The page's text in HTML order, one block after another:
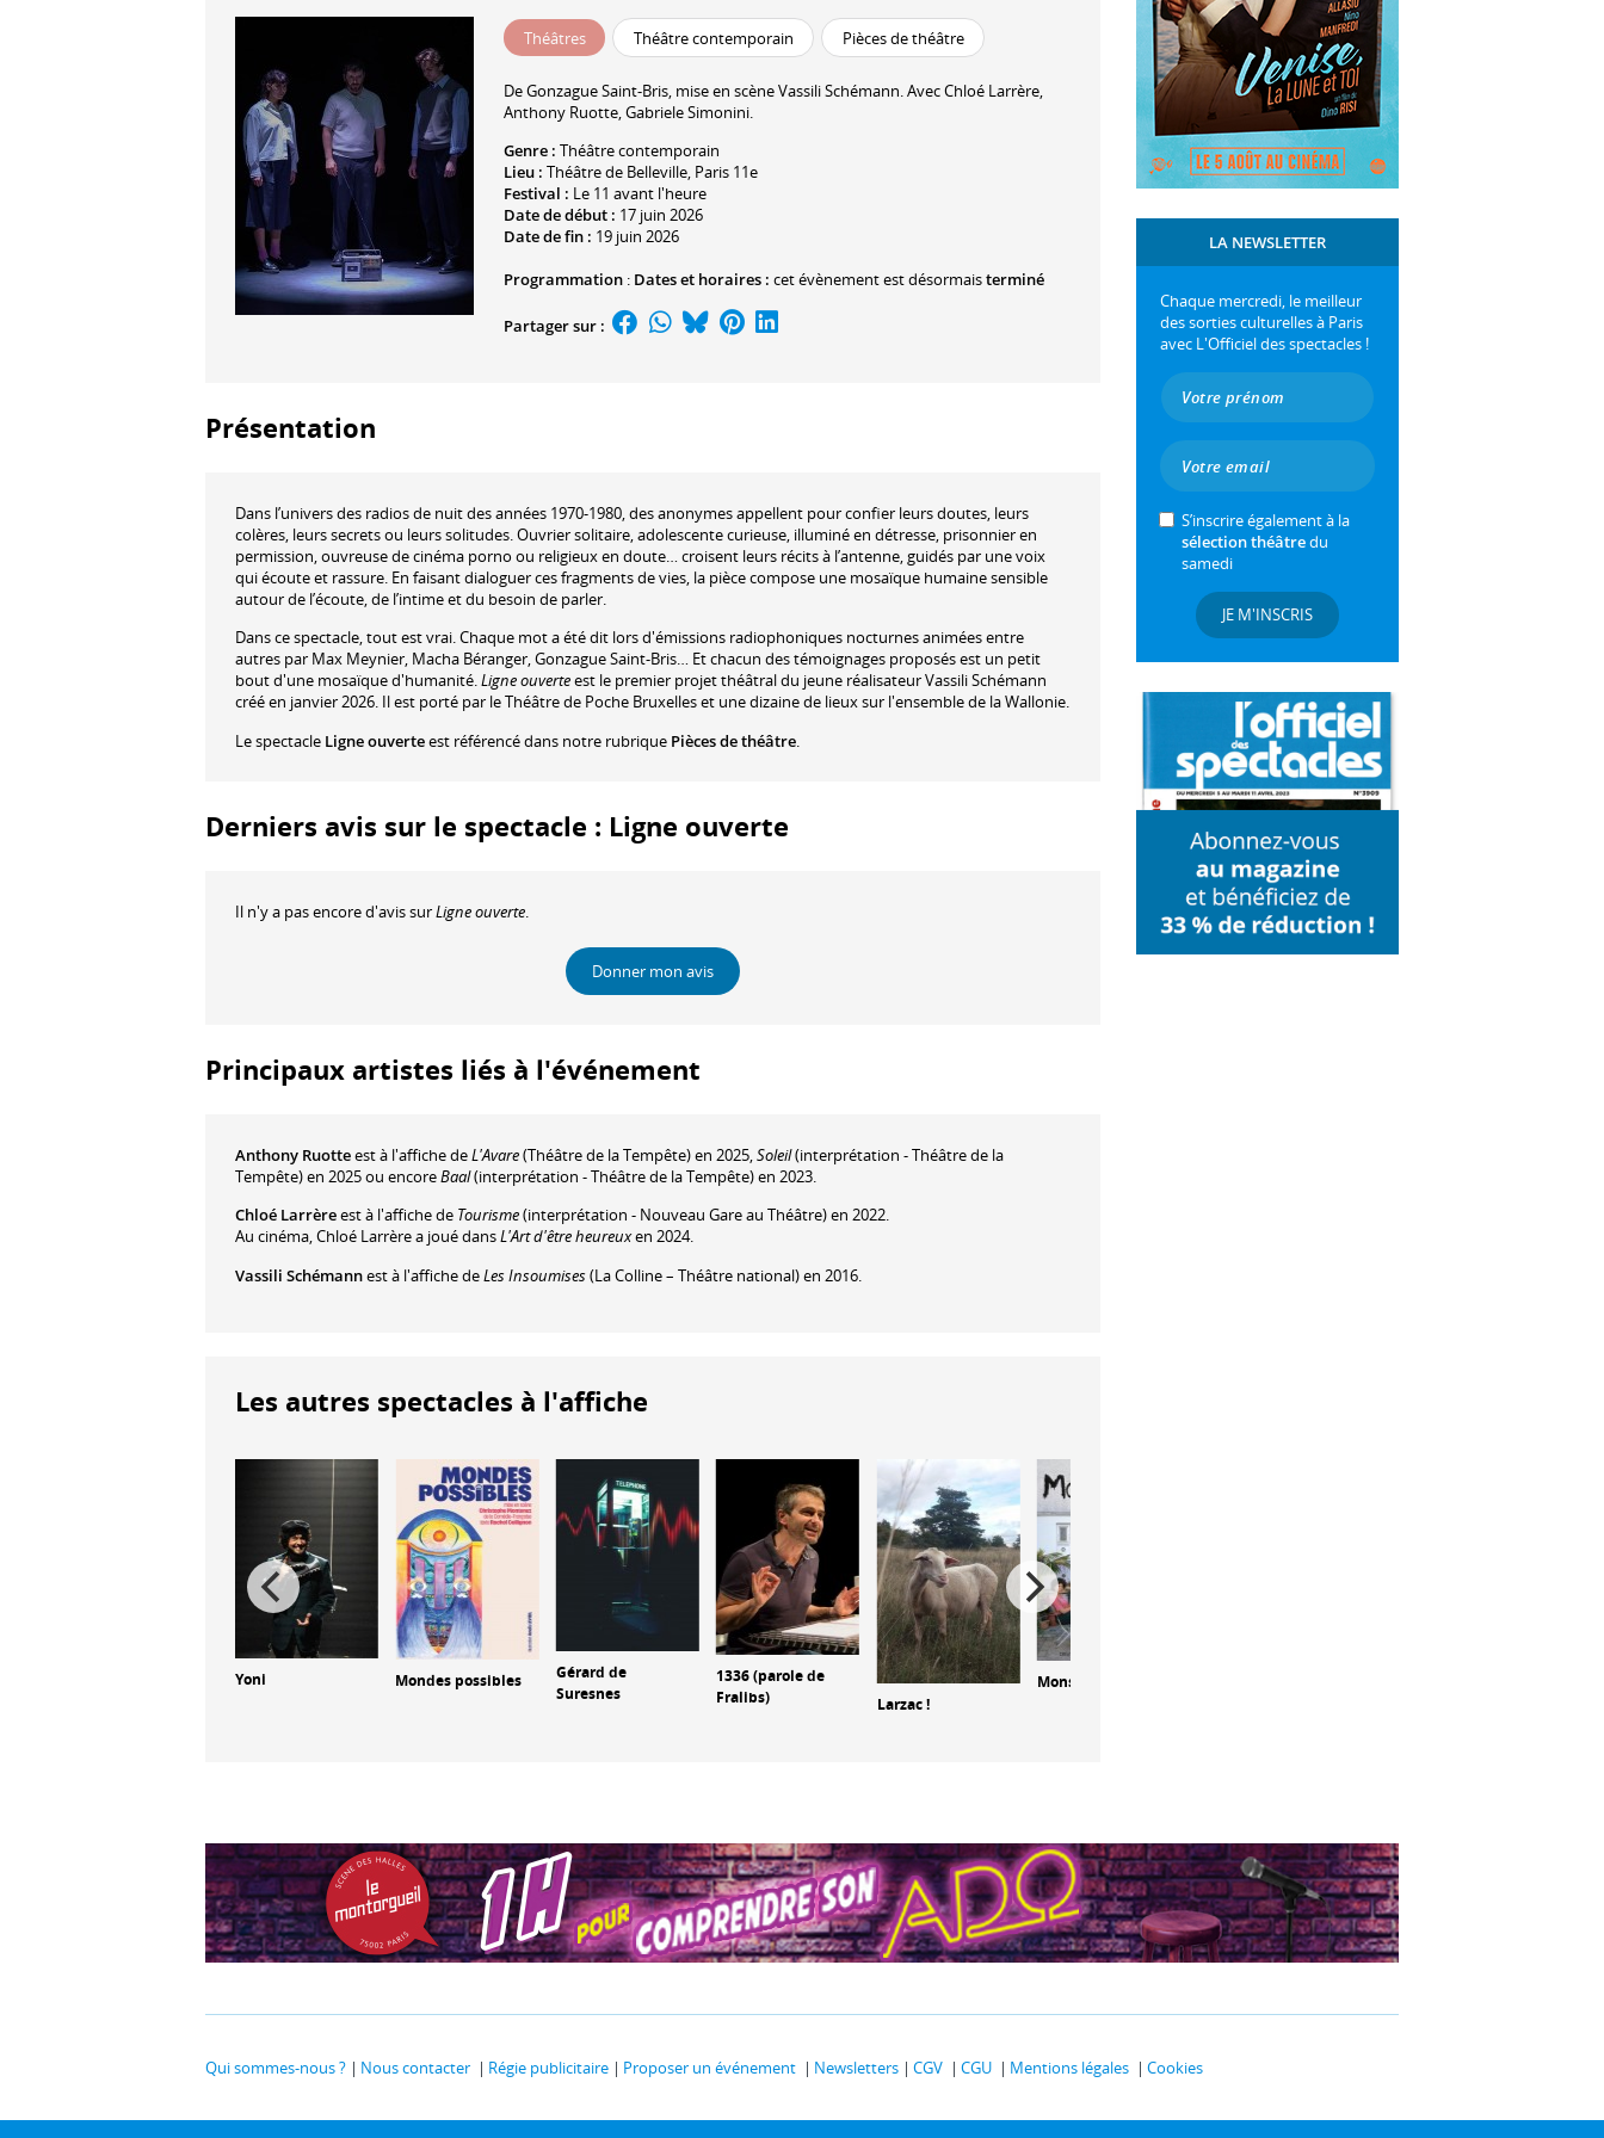
Théâtres Théâtre contemporain Pièces de théâtre
DeGonzague Saint-Bris, mise en scèneVassili Schémann. AvecChloé Larrère,
Anthony Ruotte,Gabriele Simonini.
Genre : Théâtre contemporain
Lieu : Théâtre de Belleville, Paris 11e
Festival : Le 11 avant l'heure
Date de début : 17 juin 2026
Date de fin : 19 juin 2026
Programmation : Dates et horaires : cet évènement est désormaisterminé
Partager sur :
Présentation
Dans l’univers des radios de nuit des années 1970-1980, des anonymes appellent pour confier leurs doutes, leurs
colères, leurs secrets ou leurs solitudes. Ouvrier solitaire, adolescente curieuse, illuminé en détresse, prisonnier en
permission, ouvreuse de cinéma porno ou religieux en doute… croisent leurs récits à l’antenne, guidés par une voix
qui écoute et rassure. En faisant dialoguer ces fragments de vies, la pièce compose une mosaïque humaine sensible
autour de l’écoute, de l’intime et du besoin de parler.
Dans ce spectacle, tout est vrai. Chaque mot a été dit lors d'émissions radiophoniques nocturnes animées entre
autres par Max Meynier, Macha Béranger, Gonzague Saint-Bris… Et chacun des témoignages proposés est un petit
bout d'une mosaïque d'humanité.Ligne ouverteest le premier projet théâtral du jeune réalisateur Vassili Schémann
créé en janvier 2026. Il est porté par le Théâtre de Poche Bruxelles et une dizaine de lieux sur l'ensemble de la Wallonie.
Le spectacle Ligne ouverteest référencé dans notre rubrique Pièces de théâtre.
Derniers avis sur le spectacle : Ligne ouverte
Il n'y a pas encore d'avis surLigne ouverte.
Donner mon avis
Principaux artistes liés à l'événement
Anthony Ruotteest à l'affiche deL'Avare(Théâtre de la Tempête) en 2025,Soleil(interprétation - Théâtre de la
Tempête) en 2025 ou encoreBaal(interprétation - Théâtre de la Tempête) en 2023.
Chloé Larrèreest à l'affiche de Tourisme(interprétation - Nouveau Gare au Théâtre) en 2022.
Au cinéma, Chloé Larrère a joué dansL'Art d'être heureuxen 2024.
Vassili Schémannest à l'affiche deLes Insoumises(La Colline – Théâtre national) en 2016.
Les autres spectacles à l'affiche
Yoni Mondes possibles
Gérard de
Suresnes
1336 (parole de
Fralibs)
Larzac !
Monstres
LA NEWSLETTER
Chaque mercredi, le meilleur
des sorties culturelles à Paris
avec L'Officiel des spectacles !
S’inscrire également à la
sélection théâtredu
samedi
JE M'INSCRIS
Qui sommes-nous ? Nous contacter Régie publicitaire Proposer un événement Newsletters CGV CGU Mentions légales Cookies